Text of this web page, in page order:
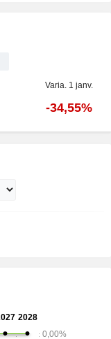
Varia. 1 janv.
-34,55%